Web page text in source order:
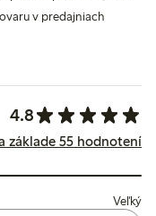
v predajniach
4.8
základe 55 hodnotení
Veľký